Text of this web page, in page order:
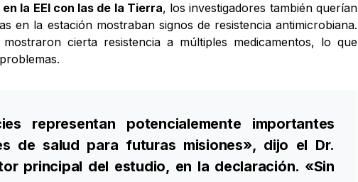
la EEI con las de la Tierra, los investigadores también querían
en la estación mostraban signos de resistencia antimicrobiana.
cierta resistencia a múltiples medicamentos, lo que
representan potencialemente importantes
de salud para futuras misiones», dijo el Dr.
principal del estudio, en la declaración. «Sin